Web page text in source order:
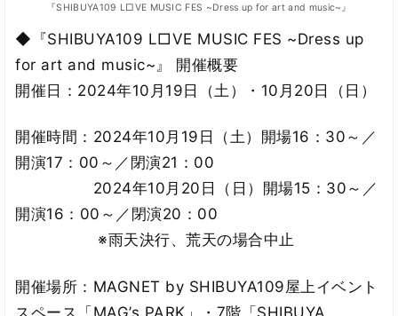
『SHIBUYA109 L□VE MUSIC FES ~Dress up for art and music~』
◆『SHIBUYA109 L□VE MUSIC FES ~Dress up
for art and music~』 開催概要
開催日：2024年10月19日（土）・10月20日（日）
開催時間：2024年10月19日（土）開場16：30～／
開演17：00～／閉演21：00
2024年10月20日（日）開場15：30～／
開演16：00～／閉演20：00
※雨天決行、荒天の場合中止
開催場所：MAGNET by SHIBUYA109屋上イベント